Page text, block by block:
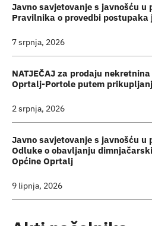
Javno savjetovanje s javnošću u
Pravilnika o provedbi postupaka
7 srpnja, 2026
NATJEČAJ za prodaju
Oprtalj-Portole putem
2 srpnja, 2026
Javno savjetovanje s javnošću u
Odluke o obavljanju
Općine Oprtalj
9 lipnja, 2026